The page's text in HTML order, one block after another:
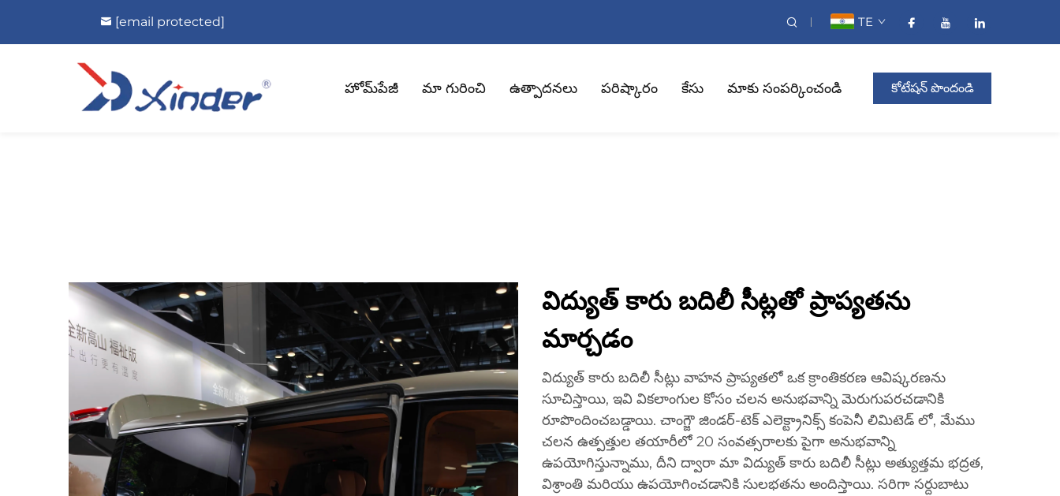
[email protected] TE
హోమ్‌పేజీ మా గురించి ఉత్పాదనలు పరిష్కారం కేసు మాకు సంపర్కించండి కోటేషన్ పొందండి
విద్యుత్ కారు బదిలీ సీట్లతో ప్రాప్యతను
మార్చడం
విద్యుత్ కారు బదిలీ సీట్లు వాహన ప్రాప్యతలో ఒక క్రాంతికరణ ఆవిష్కరణను
సూచిస్తాయి, ఇవి వికలాంగుల కోసం చలన అనుభవాన్ని మెరుగుపరచడానికి
రూపొందించబడ్డాయి. చాంగ్జౌ జిండర్-టెక్ ఎలెక్ట్రానిక్స్ కంపెనీ లిమిటెడ్ లో, మేము
చలన ఉత్పత్తుల తయారీలో 20 సంవత్సరాలకు పైగా అనుభవాన్ని
ఉపయోగిస్తున్నాము, దీని ద్వారా మా విద్యుత్ కారు బదిలీ సీట్లు అత్యుత్తమ భద్రత,
విశ్రాంతి మరియు ఉపయోగించడానికి సులభతను అందిస్తాయి. సరిగా సర్దుబాటు